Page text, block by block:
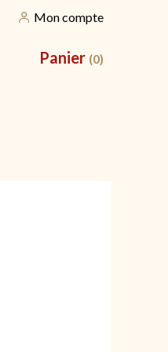
Mon compte
Panier (0)